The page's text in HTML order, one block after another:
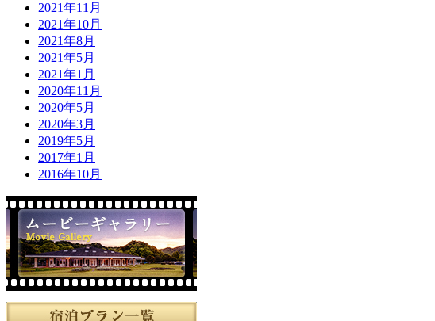
2021年11月
2021年10月
2021年8月
2021年5月
2021年1月
2020年11月
2020年5月
2020年3月
2019年5月
2017年1月
2016年10月